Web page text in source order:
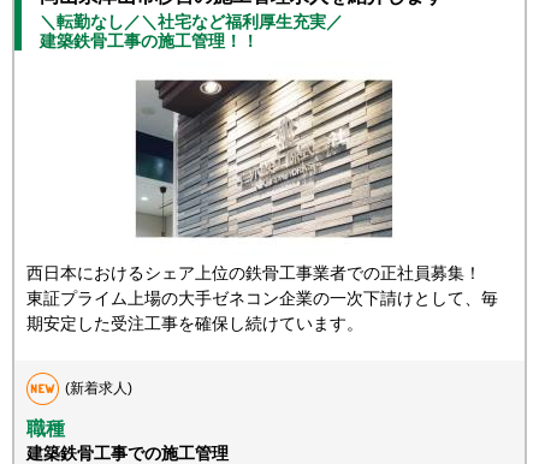
＼転勤なし／＼社宅など福利厚生充実／
建築鉄骨工事の施工管理！！
西日本におけるシェア上位の鉄骨工事業者での正社員募集！
東証プライム上場の大手ゼネコン企業の一次下請けとして、毎
期安定した受注工事を確保し続けています。
(新着求人)
職種
建築鉄骨工事での施工管理